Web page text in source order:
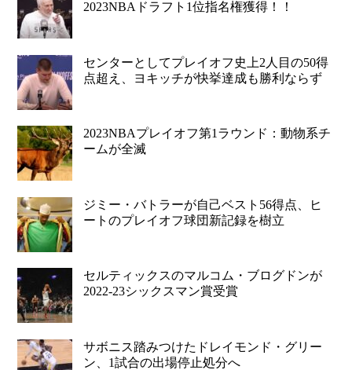
2023NBAドラフト1位指名権獲得！！
センターとしてプレイオフ史上2人目の50得
点超え、ヨキッチが快挙達成も勝利ならず
2023NBAプレイオフ第1ラウンド：動物系チ
ームが全滅
ジミー・バトラーが自己ベスト56得点、ヒ
ートのプレイオフ球団新記録を樹立
セルティックスのマルコム・ブログドンが
2022-23シックスマン賞受賞
サボニス踏みつけたドレイモンド・グリー
ン、1試合の出場停止処分へ